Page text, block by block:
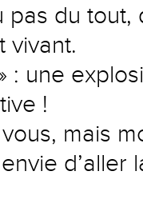
pas du
vivant.
: une
!
mais
d’aller